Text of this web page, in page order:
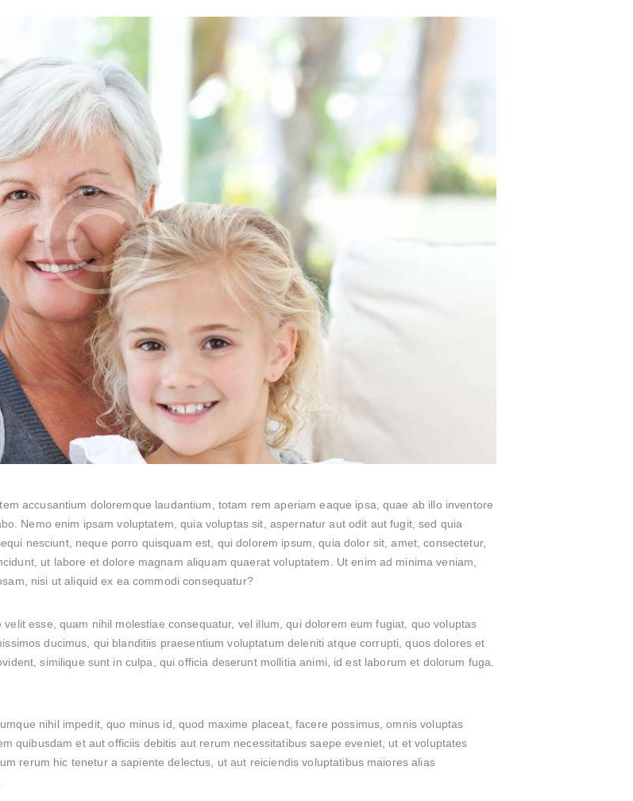
accusantium doloremque laudantium, totam rem aperiam eaque ipsa, quae ab illo inventore
Nemo enim ipsam voluptatem, quia voluptas sit, aspernatur aut odit aut fugit, sed quia
nesciunt, neque porro quisquam est, qui dolorem ipsum, quia dolor sit, amet, consectetur,
ut labore et dolore magnam aliquam quaerat voluptatem. Ut enim ad minima veniam,
nisi ut aliquid ex ea commodi consequatur?
esse, quam nihil molestiae consequatur, vel illum, qui dolorem eum fugiat, quo voluptas
ducimus, qui blanditiis praesentium voluptatum deleniti atque corrupti, quos dolores et
similique sunt in culpa, qui officia deserunt mollitia animi, id est laborum et dolorum fuga.
nihil impedit, quo minus id, quod maxime placeat, facere possimus, omnis voluptas
quibusdam et aut officiis debitis aut rerum necessitatibus saepe eveniet, ut et voluptates
rerum hic tenetur a sapiente delectus, ut aut reiciendis voluptatibus maiores alias